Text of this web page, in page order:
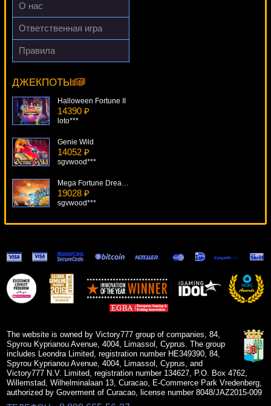
ivan-lev***
О нас
Ответственная игра
Правила
ДЖЕКПОТЫ
Star Attraction
Deni***
Halloween Fortune II
14390 ₽
loto***
Genie Wild
14052 ₽
sgvwood***
Mega Fortune Dreams
19028 ₽
sgvwood***
Football Rules!
8403 ₽
drink***
Venetian Rose
The website is owned by Victory777 group of companies, 84,
Spyrou Kyprianou Avenue, 4004, Limassol, Cyprus. The group
includes Leondra Limited, registration number HE349390, 84,
Spyrou Kyprianou Avenue, 4004, Limassol, Cyprus, and
Victory777 N.V. Limited, registration number 134627, P.O. Box 4762,
Willemstad, Wilhelminalaan 13, Curacao, E-Commerce Park Vredenberg,
authorized by Goverment of Curacao, license number 8048/JAZ2015-009